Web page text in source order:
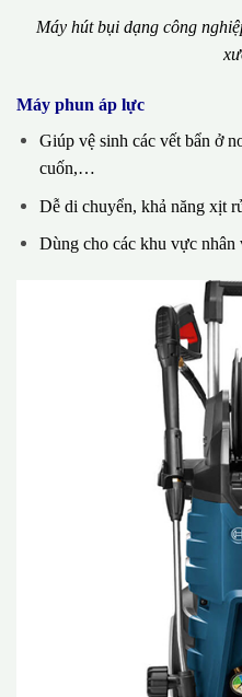
Máy hút bụi dạng công
Máy phun áp lực
Giúp vệ sinh các vết bẩn ở
cuốn,…
Dễ di chuyển, khả năng xịt
Dùng cho các khu vực nhân